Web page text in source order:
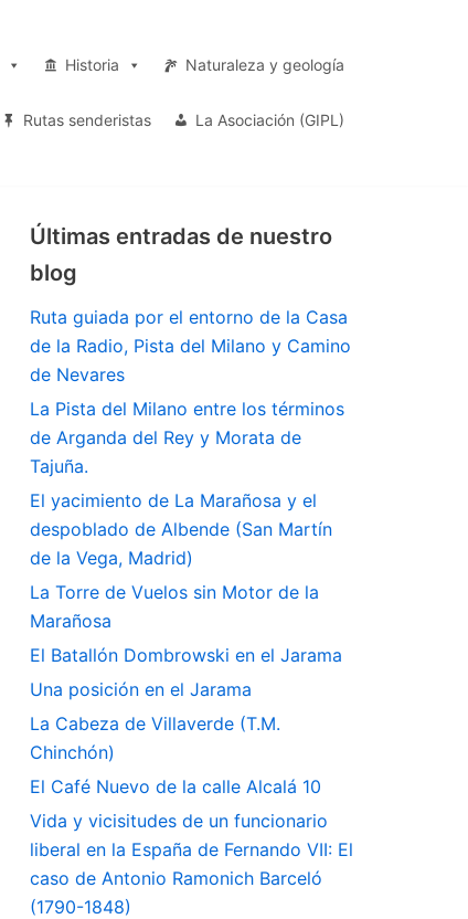
Historia Naturaleza y geología
Rutas senderistas La Asociación (GIPL)
Últimas entradas de nuestro
blog
Ruta guiada por el entorno de la Casa
de la Radio, Pista del Milano y Camino
de Nevares
La Pista del Milano entre los términos
de Arganda del Rey y Morata de
Tajuña.
El yacimiento de La Marañosa y el
despoblado de Albende (San Martín
de la Vega, Madrid)
La Torre de Vuelos sin Motor de la
Marañosa
El Batallón Dombrowski en el Jarama
Una posición en el Jarama
La Cabeza de Villaverde (T.M.
Chinchón)
El Café Nuevo de la calle Alcalá 10
Vida y vicisitudes de un funcionario
liberal en la España de Fernando VII: El
caso de Antonio Ramonich Barceló
(1790-1848)